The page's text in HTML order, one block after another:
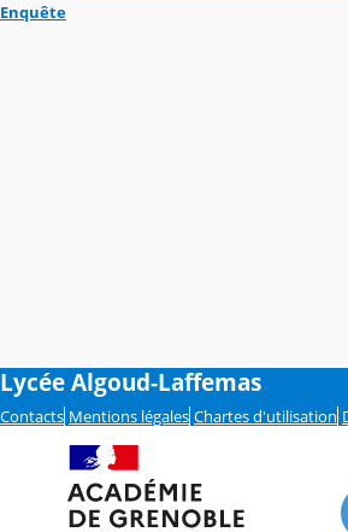
Enquête
Lycée Algoud-Laffemas
Contacts Mentions légales Chartes d'utilisation